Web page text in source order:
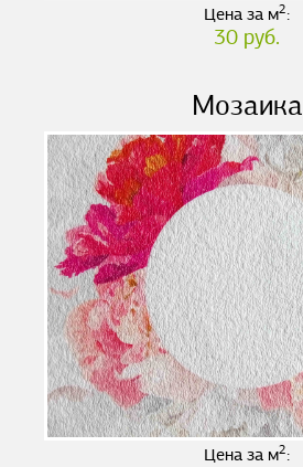
Цена за м2:
30 руб.
Мозаика
Цена за м2: